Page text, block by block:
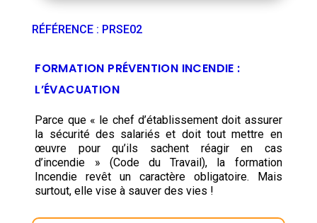
RÉFÉRENCE: PRSE02
FORMATION PRÉVENTION INCENDIE :
L’ÉVACUATION
Parce que « le chef d’établissement doit assurer
la sécurité des salariés et doit tout mettre en
œuvre pour qu’ils sachent réagir en cas
d’incendie » (Code du Travail), la formation
Incendie revêt un caractère obligatoire. Mais
surtout, elle vise à sauver des vies !